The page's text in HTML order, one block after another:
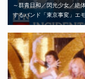
～群青日和／閃光少女／絶
するバンド「東京事変」エ